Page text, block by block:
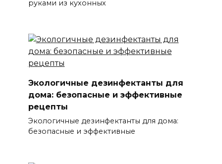
руками из кухонных
Экологичные дезинфектанты для
дома: безопасные и эффективные
рецепты
Экологичные дезинфектанты для дома:
безопасные и эффективные